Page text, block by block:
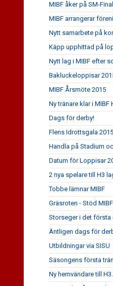
MIBF åker på SM-
MIBF arrangerar
Nytt samarbete på
Käpp upphittad på
Nytt lag i MIBF efter
Bakluckeloppisar
MIBF Årsmöte 2015
Ny tränare klar i MIBF
Dags för derby!
Flens Idrottsgala
Handla på Stadium
Datum för Loppisar
2 nya spelare till H3
Tobbe lämnar MIBF
Gräsroten - Stöd MIBF
Storseger i det första
Äntligen dags för
Utbildningar via SISU
Säsongens första
Ny hemvändare till H3.